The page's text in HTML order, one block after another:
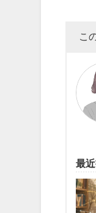
こ
最